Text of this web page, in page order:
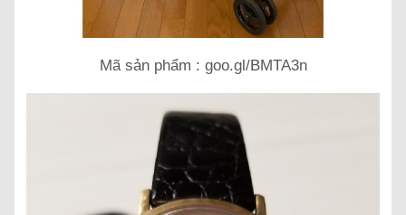
Mã sản phẩm : goo.gl/BMTA3n